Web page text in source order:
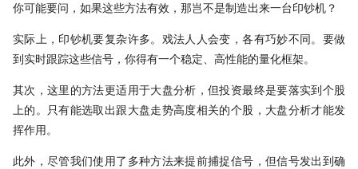
你可能要问，如果这些方法有效，那岂不是制造出来一台印钞机？
实际上，印钞机要复杂许多。戏法人人会变，各有巧妙不同。要做
到实时跟踪这些信号，你得有一个稳定、高性能的量化框架。
其次，这里的方法更适用于大盘分析，但投资最终是要落实到个股
上的。只有能选取出跟大盘走势高度相关的个股，大盘分析才能发
挥作用。
此外，尽管我们使用了多种方法来提前捕捉信号，但信号发出到确